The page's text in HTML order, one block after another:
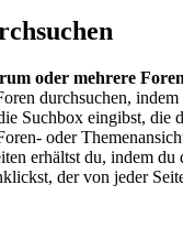
oder mehrere
durchsuchen, indem
Suchbox eingibst, die
oder
erhältst du, indem du
der von jeder